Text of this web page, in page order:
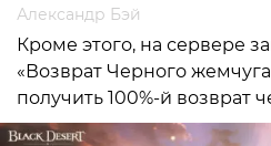
Александр Бэй
Кроме этого, на сервере
«Возврат Черного
получить 100%-й возврат